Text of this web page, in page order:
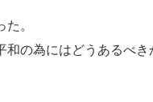
。
の為にはどうあるべ